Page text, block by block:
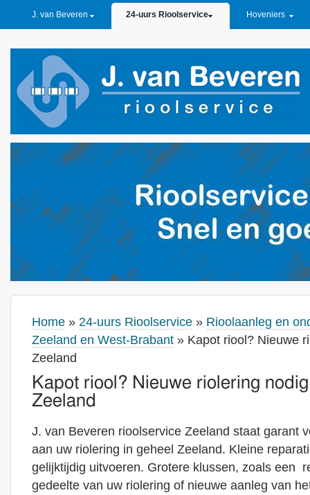
J. van Beveren 24-uurs Rioolservice Hoveniers
Home » 24-uurs Rioolservice » Rioolaanleg en
Zeeland en West-Brabant » Kapot riool? Nieuwe
Zeeland
Kapot riool? Nieuwe riolering
Zeeland
J. van Beveren rioolservice Zeeland staat garant
aan uw riolering in geheel Zeeland. Kleine
gelijktijdig uitvoeren. Grotere klussen, zoals een
gedeelte van uw riolering of nieuwe aanleg van